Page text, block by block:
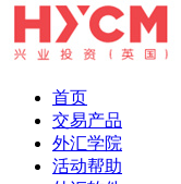
首页
交易产品
外汇学院
活动帮助